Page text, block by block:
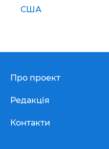
США
Про проект
Редакція
Контакти